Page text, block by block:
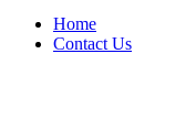
Home
Contact Us